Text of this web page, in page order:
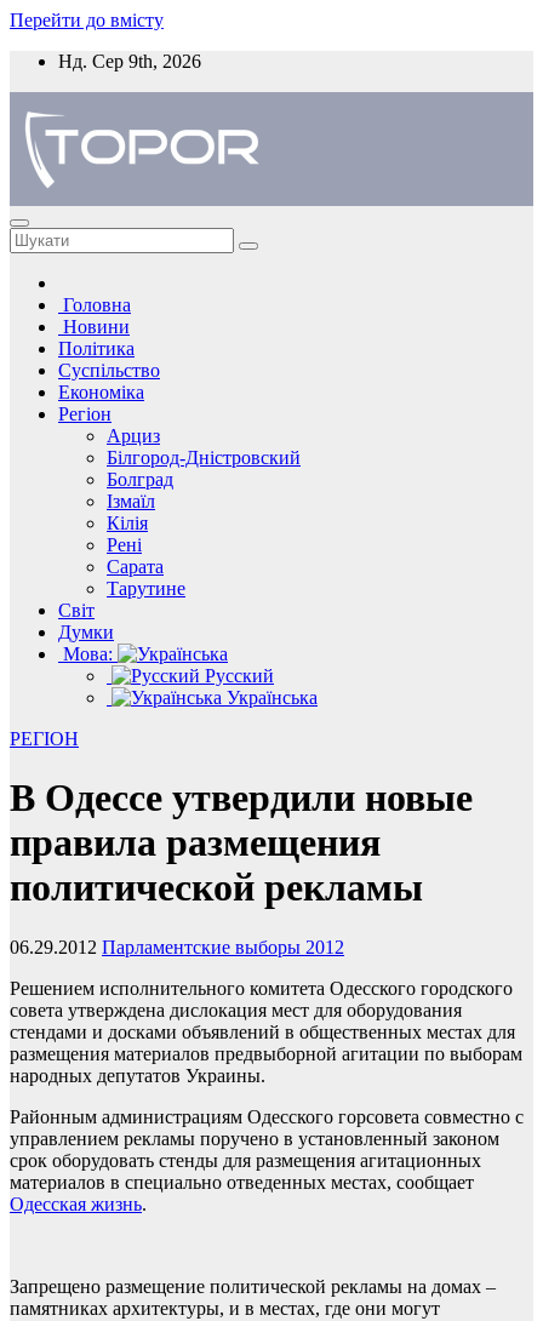
Перейти до вмісту
Нд. Сер 9th, 2026
Головна
Новини
Політика
Суспільство
Економіка
Регіон
Арциз
Білгород-Дністровский
Болград
Ізмаїл
Кілія
Рені
Сарата
Тарутине
Світ
Думки
Мова:
Русский
Українська
РЕГІОН
В Одессе утвердили новые
правила размещения
политической рекламы
06.29.2012 Парламентские выборы 2012
Решением исполнительного комитета Одесского городского
совета утверждена дислокация мест для оборудования
стендами и досками объявлений в общественных местах для
размещения материалов предвыборной агитации по выборам
народных депутатов Украины.
Районным администрациям Одесского горсовета совместно с
управлением рекламы поручено в установленный законом
срок оборудовать стенды для размещения агитационных
материалов в специально отведенных местах, сообщает
Одесская жизнь.
Запрещено размещение политической рекламы на домах –
памятниках архитектуры, и в местах, где они могут